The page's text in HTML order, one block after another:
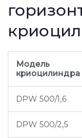
Модель
криоцилиндра
DPW 500/1,6
DPW 500/2,5